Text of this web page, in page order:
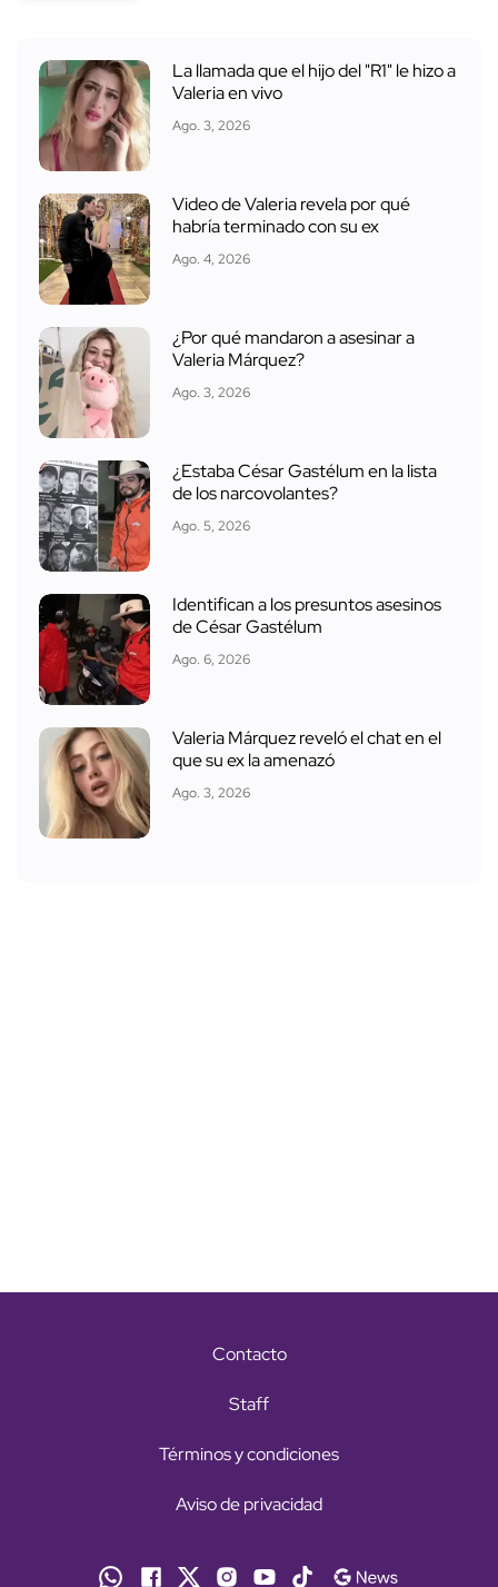
La llamada que el hijo del "R1" le hizo a
Valeria en vivo
Ago. 3, 2026
Video de Valeria revela por qué
habría terminado con su ex
Ago. 4, 2026
¿Por qué mandaron a asesinar a
Valeria Márquez?
Ago. 3, 2026
¿Estaba César Gastélum en la lista
de los narcovolantes?
Ago. 5, 2026
Identifican a los presuntos asesinos
de César Gastélum
Ago. 6, 2026
Valeria Márquez reveló el chat en el
que su ex la amenazó
Ago. 3, 2026
Contacto
Staff
Términos y condiciones
Aviso de privacidad